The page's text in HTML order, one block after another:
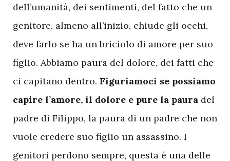
dell’umanità, dei sentimenti, del fatto che un
genitore, almeno all’inizio, chiude gli occhi,
deve farlo se ha un briciolo di amore per suo
figlio. Abbiamo paura del dolore, dei fatti che
ci capitano dentro. Figuriamoci se possiamo
capire l’amore, il dolore e pure la paura del
padre di Filippo, la paura di un padre che non
vuole credere suo figlio un assassino. I
genitori perdono sempre, questa è una delle